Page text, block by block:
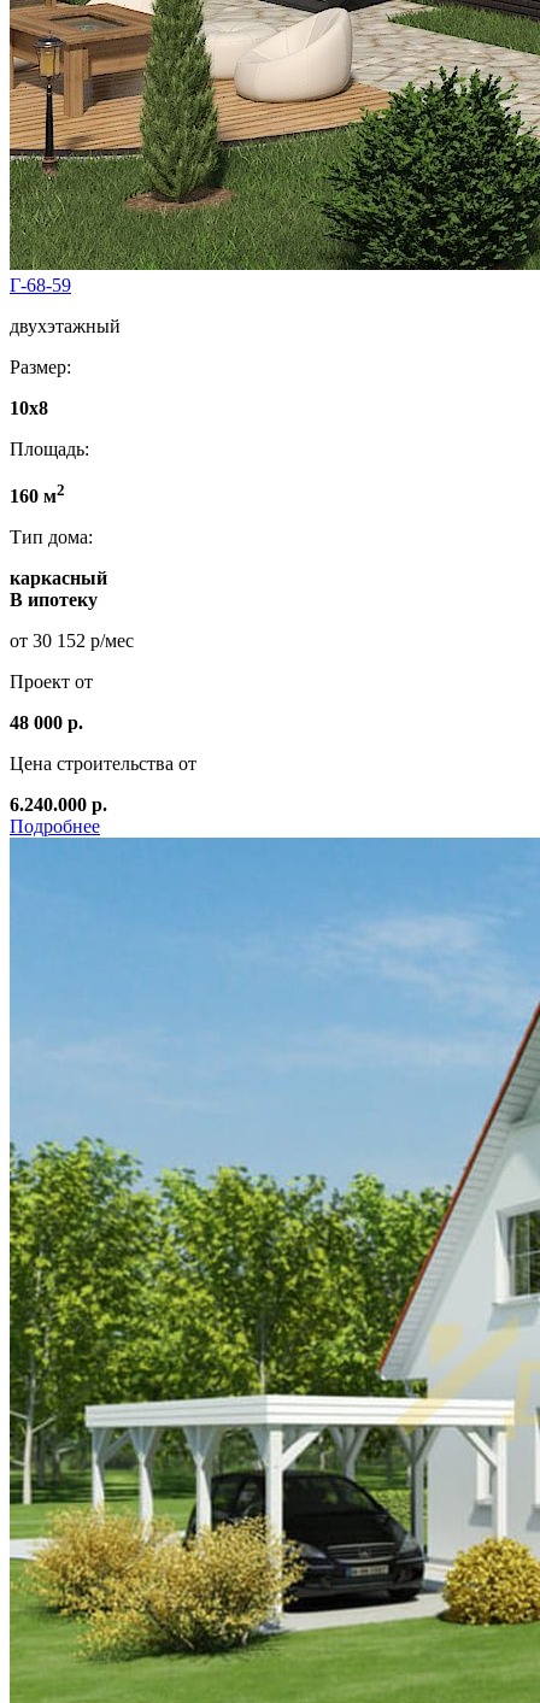
Г-68-59
двухэтажный
Размер:
10х8
Площадь:
160 м2
Тип дома:
каркасный
В ипотеку
от 30 152 р/мес
Проект от
48 000 р.
Цена строительства от
6.240.000 р.
Подробнее